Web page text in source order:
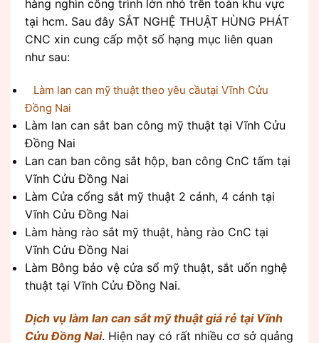
hàng nghìn công trình lớn nhỏ trên toàn khu vực
tại hcm. Sau đây SẮT NGHỆ THUẬT HÙNG PHÁT
CNC xin cung cấp một số hạng mục liên quan
như sau:
Làm lan can mỹ thuật theo yêu cầutại Vĩnh Cửu
Đồng Nai
Làm lan can sắt ban công mỹ thuật tại Vĩnh Cửu
Đồng Nai
Lan can ban công sắt hộp, ban công CnC tấm tại
Vĩnh Cửu Đồng Nai
Làm Cửa cổng sắt mỹ thuật 2 cánh, 4 cánh tại
Vĩnh Cửu Đồng Nai
Làm hàng rào sắt mỹ thuật, hàng rào CnC tại
Vĩnh Cửu Đồng Nai
Làm Bông bảo vệ cửa sổ mỹ thuật, sắt uốn nghệ
thuật tại Vĩnh Cửu Đồng Nai.
Dịch vụ làm lan can sắt mỹ thuật giá rẻ tại Vĩnh
Cửu Đồng Nai. Hiện nay có rất nhiều cơ sở quảng